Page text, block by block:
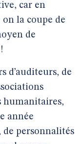
car en
la coupe de
de
d’auditeurs, de
humanitaires,
année
de personnalités